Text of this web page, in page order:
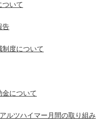
ついて
告
制度について
金について
ルツハイマー月間の取り組み